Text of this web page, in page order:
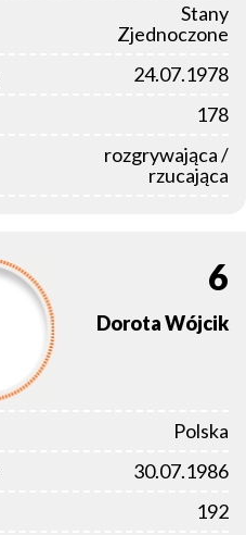
Stany
Zjednoczone
24.07.1978
178
rozgrywająca /
rzucająca
6
DorotaWójcik
Polska
30.07.1986
192